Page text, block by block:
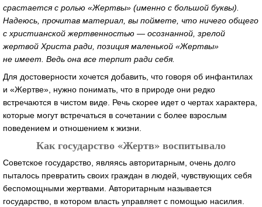
срастается с ролью «Жертвы» (именно с большой буквы).
Надеюсь, прочитав материал, вы поймете, что ничего общего
с христианской жертвенностью — осознанной, зрелой
жертвой Христа ради, позиция маленькой «Жертвы»
не имеет. Ведь она все терпит ради себя.
Для достоверности хочется добавить, что говоря об инфантилах
и «Жертве», нужно понимать, что в природе они редко
встречаются в чистом виде. Речь скорее идет о чертах характера,
которые могут встречаться в сочетании с более взрослым
поведением и отношением к жизни.
Как государство «Жертв» воспитывало
Советское государство, являясь авторитарным, очень долго
пыталось превратить своих граждан в людей, чувствующих себя
беспомощными жертвами. Авторитарным называется
государство, в котором власть управляет с помощью насилия.